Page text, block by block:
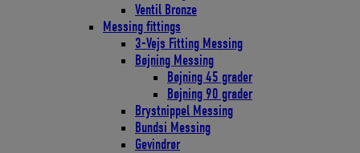
Ventil Bronze
Messing fittings
3-Vejs Fitting Messing
Bøjning Messing
Bøjning 45 grader
Bøjning 90 grader
Brystnippel Messing
Bundsi Messing
Gevindrør